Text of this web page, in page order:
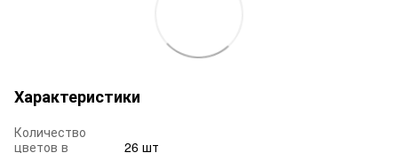
Характеристики
Количество
цветов в
26 шт